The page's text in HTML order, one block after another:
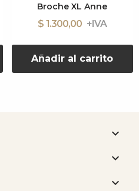
Broche XL Anne
$ 1.300,00
Añadir al carrito


